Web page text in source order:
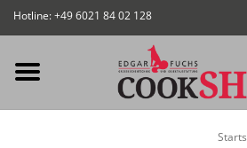
Hotline: +49 6021 84 02 128